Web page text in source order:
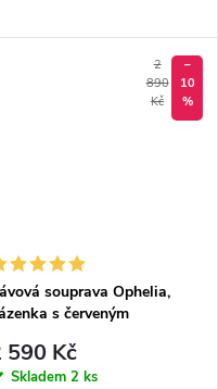
2
890
Kč
–
10
%
souprava Ophelia,
s červeným
d.
590 Kč
Skladem 2 ks